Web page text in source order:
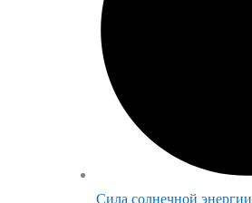
Сила солнечной энергии